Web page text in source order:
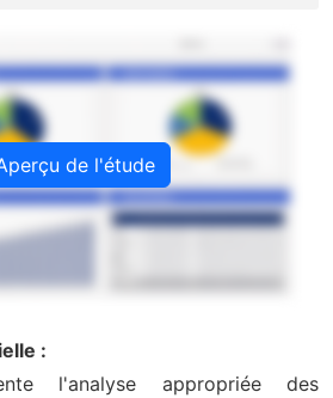
de l'étude
:
l'analyse appropriée des